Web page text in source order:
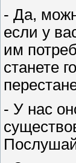
- Да,
если у
им
станете
- У нас